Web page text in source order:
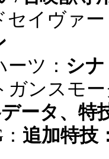
セイヴァ
ツ： シ
ガンスモ
ータ、特
追加特技